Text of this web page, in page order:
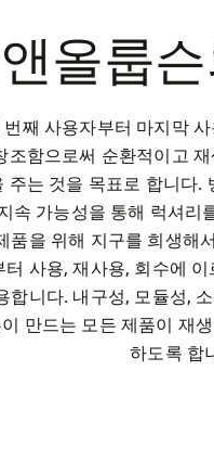
올룹
째 사용자부터 마지막
조함으로써 순환적이고
주는 것을 목표로 합니다
속 가능성을 통해 럭셔
품을 위해 지구를 희생해
사용, 재사용, 회수에
합니다. 내구성, 모듈성,
만드는 모든 제품이 재
하도록 합